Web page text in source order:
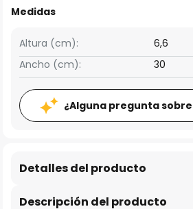
Medidas
Ancho (cm): 30
Altura (cm): 6,6
¿Alguna pregunta
Descripción del producto
Detalles del producto